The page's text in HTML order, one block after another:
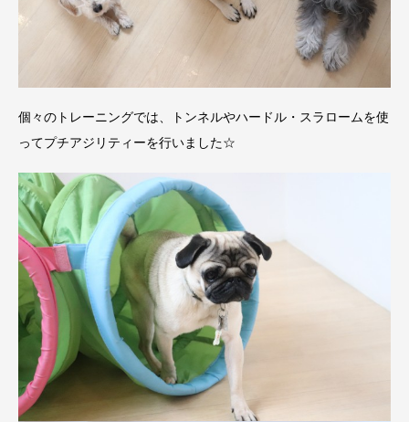
個々のトレーニングでは、トンネルやハードル・スラロームを使
ってプチアジリティーを行いました☆